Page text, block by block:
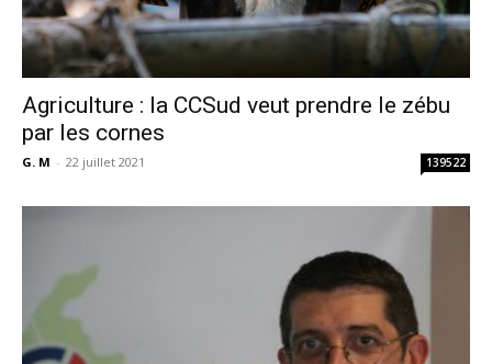
Agriculture : la CCSud veut prendre le zébu
par les cornes
G. M - 22 juillet 2021 139522